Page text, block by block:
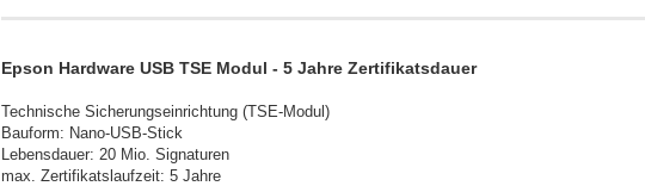
Epson Hardware USB TSE Modul - 5 Jahre Zertifikatsdauer
Technische Sicherungseinrichtung (TSE-Modul)
Bauform: Nano-USB-Stick
Lebensdauer: 20 Mio. Signaturen
max. Zertifikatslaufzeit: 5 Jahre